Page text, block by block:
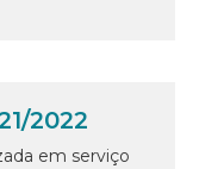
2022
em serviço